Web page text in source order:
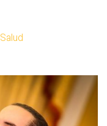
Salud